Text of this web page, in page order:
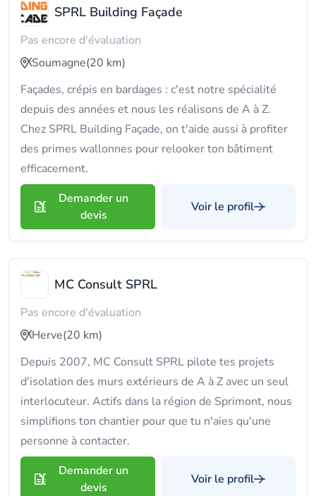
SPRL Building Façade
Pas encore d'évaluation
Soumagne(20 km)
Façades, crépis en bardages : c'est notre spécialité
depuis des années et nous les réalisons de A à Z.
Chez SPRL Building Façade, on t'aide aussi à profiter
des primes wallonnes pour relooker ton bâtiment
efficacement.
Demander un
devis
Voir le profil
MC Consult SPRL
Pas encore d'évaluation
Herve(20 km)
Depuis 2007, MC Consult SPRL pilote tes projets
d'isolation des murs extérieurs de A à Z avec un seul
interlocuteur. Actifs dans la région de Sprimont, nous
simplifions ton chantier pour que tu n'aies qu'une
personne à contacter.
Demander un
devis
Voir le profil